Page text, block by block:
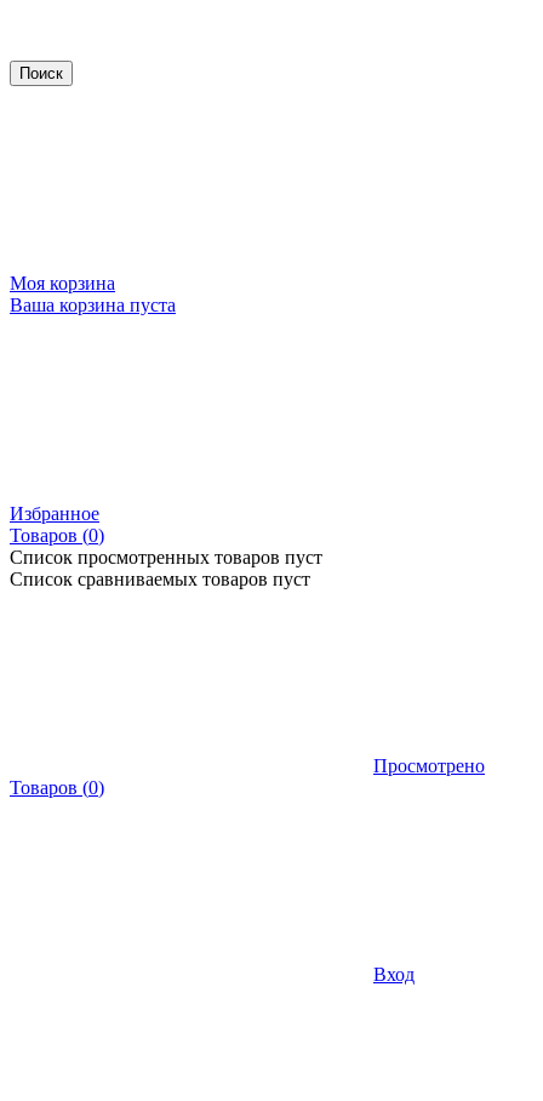
Моя корзина
Ваша корзина пуста
Избранное
Товаров (0)
Список просмотренных товаров пуст
Список сравниваемых товаров пуст
Просмотрено
Товаров (0)
Вход